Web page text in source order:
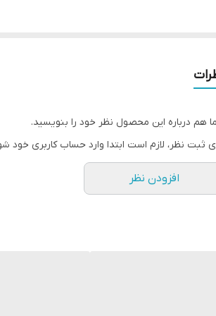
هم درباره این محصول نظر خود را بنویسید.
ثبت نظر، لازم است ابتدا وارد حساب کاربری خود
افزودن نظر